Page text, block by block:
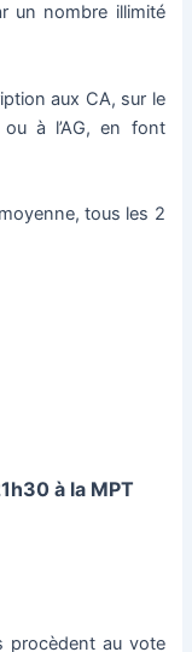
un nombre illimité
aux CA, sur le
ou à l’AG, en font
tous les 2
à la MPT
procèdent au vote